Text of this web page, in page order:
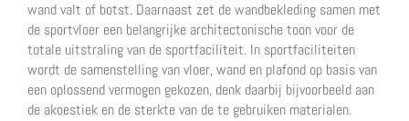
wand valt of botst. Daarnaast zet de wandbekleding samen met
de sportvloer een belangrijke architectonische toon voor de
totale uitstraling van de sportfaciliteit. In sportfaciliteiten
wordt de samenstelling van vloer, wand en plafond op basis van
een oplossend vermogen gekozen, denk daarbij bijvoorbeeld aan
de akoestiek en de sterkte van de te gebruiken materialen.